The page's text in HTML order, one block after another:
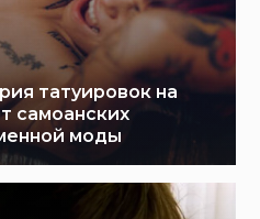
татуировок на
самоанских
моды